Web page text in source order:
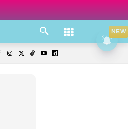
NEW